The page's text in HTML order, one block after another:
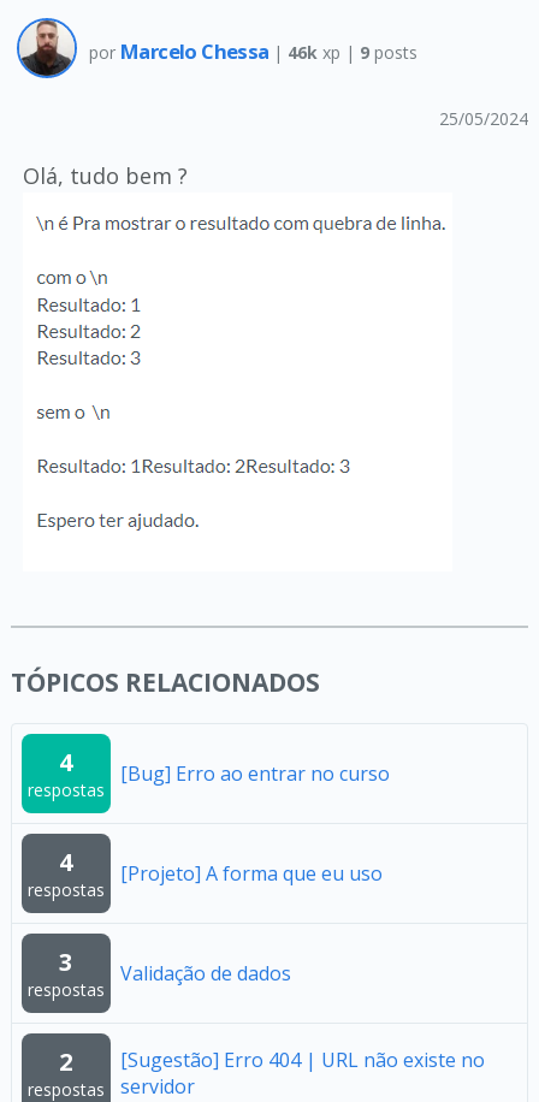
por Marcelo Chessa | 46k xp | 9posts
25/05/2024
Olá, tudo bem ?
TÓPICOS RELACIONADOS
4
respostas
[Bug] Erro ao entrar no curso
4
respostas
[Projeto] A forma que eu uso
3
respostas
Validação de dados
2
respostas
[Sugestão] Erro 404 | URL não existe no
servidor